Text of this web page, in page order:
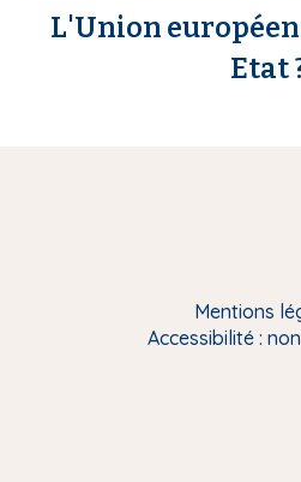
L'Union
Etat
Mentions
Accessibilité :